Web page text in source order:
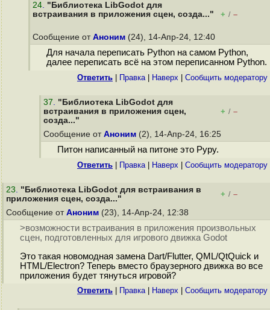
24. "Библиотека LibGodot для
встраивания в приложения сцен, созда..."
+ / –
Сообщение от Аноним (24), 14-Апр-24, 12:40
Для начала переписать Python на самом Python,
далее переписать всё на этом переписанном Python.
Ответить Правка| Наверх Cообщить модератору
37. "Библиотека LibGodot для
встраивания в приложения сцен,
созда..."
+ / –
Сообщение от Аноним (2), 14-Апр-24, 16:25
Питон написанный на питоне это Pypy.
Ответить Правка| Наверх Cообщить модератору
23. "Библиотека LibGodot для встраивания в
приложения сцен, созда..."
+ / –
Сообщение от Аноним (23), 14-Апр-24, 12:38
>возможности встраивания в приложения произвольных
сцен, подготовленных для игрового движка Godot
Это такая новомодная замена Dart/Flutter, QML/QtQuick и
HTML/Electron? Теперь вместо браузерного движка во все
приложения будет тянуться игровой?
Ответить Правка| Наверх Cообщить модератору